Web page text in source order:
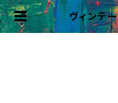
ヴィンテ
ャーマン